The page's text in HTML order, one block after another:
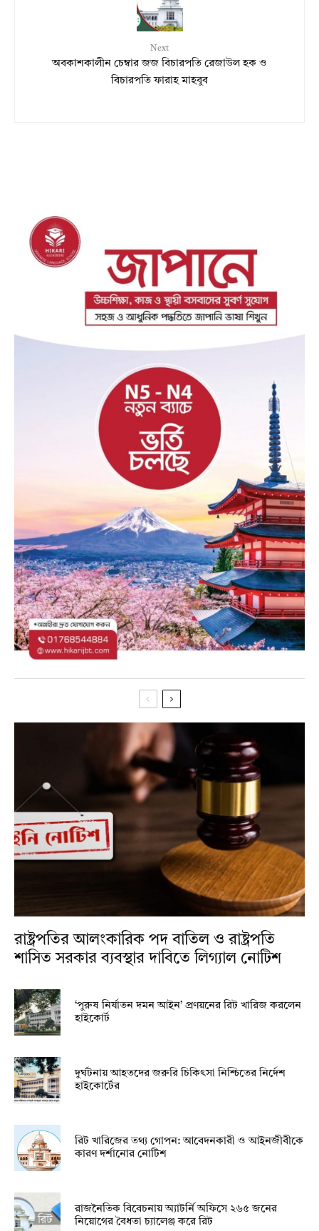
Next
অবকাশকালীন চেম্বার জজ বিচারপতি রেজাউল হক ও
বিচারপতি ফারাহ মাহবুব
রাষ্ট্রপতির আলংকারিক পদ বাতিল ও রাষ্ট্রপতি
শাসিত সরকার ব্যবস্থার দাবিতে লিগ্যাল নোটিশ
‘পুরুষ নির্যাতন দমন আইন’ প্রণয়নের রিট খারিজ করলেন
হাইকোর্ট
দুর্ঘটনায় আহতদের জরুরি চিকিৎসা নিশ্চিতের নির্দেশ
হাইকোর্টের
রিট খারিজের তথ্য গোপন: আবেদনকারী ও আইনজীবীকে
কারণ দর্শানোর নোটিশ
রাজনৈতিক বিবেচনায় অ‍্যাটর্নি অফিসে ২৬৫ জনের
নিয়োগের বৈধতা চ্যালেঞ্জ করে রিট